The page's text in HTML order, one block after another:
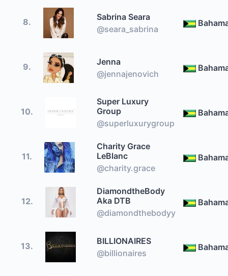
8.
Sabrina Seara
@seara_sabrina
9.
Jenna
@jennajenovich
10.
Super Luxury
Group
@superluxurygroup
11.
Charity Grace
LeBlanc
@charity.grace
12.
DiamondtheBody
Aka DTB
@diamondthebodyy
13.
BILLIONAIRES
@billionaires